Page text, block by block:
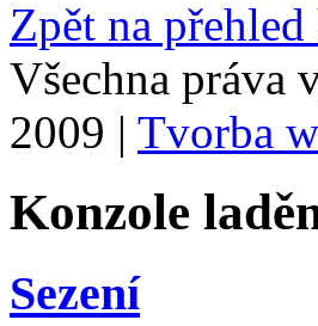
Zpět na
Všechna práva
2009 | Tvorba
Konzole
Sezení